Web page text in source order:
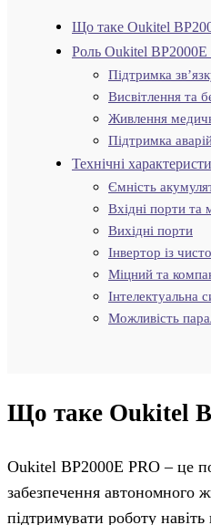
Що таке Oukitel
Роль Oukitel BP2000E
Підтримка
Висвітлення та
Живлення
Підтримка
Технічні
Ємність
Вхідні порти та
Вихідні порти
Інвертор із
Міцний та
Інтелектуальна
Можливість
Що таке Oukitel
Oukitel BP2000E PRO – це
забезпечення автономного
підтримувати роботу